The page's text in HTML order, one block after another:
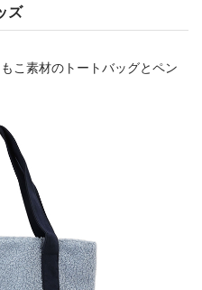
ズ
こ素材のトートバッグとペン